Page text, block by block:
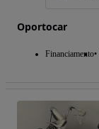
Oportocar
Financiamento